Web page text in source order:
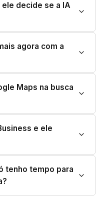
ele decide se a IA
agora com a
Maps na busca
e ele
tenho tempo para